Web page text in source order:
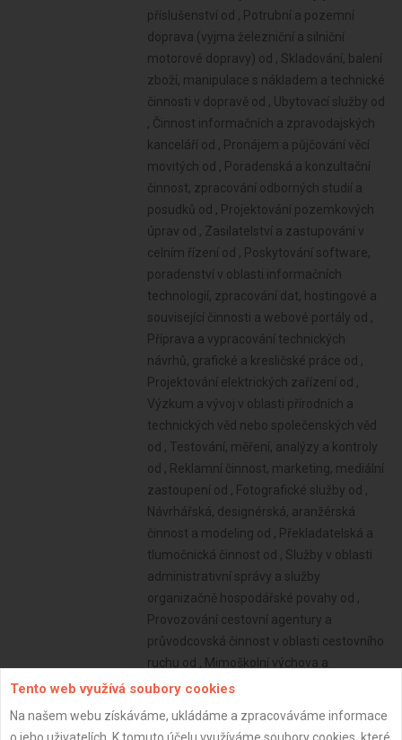
Tento web využívá soubory cookies
Na našem webu získáváme, ukládáme a zpracováváme informace
o jeho uživatelích. K tomuto účelu využíváme soubory cookies, které